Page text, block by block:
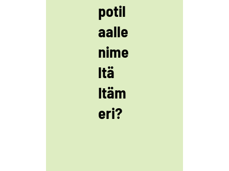
potil
aalle
nime
ltä
Itäm
eri?